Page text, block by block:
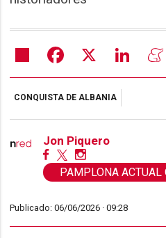
Share Facebook
CONQUISTA DE ALBANIA
Jon Piquero
PAMPLONA ACTUAL
Publicado: 06/06/2026 ·09:28